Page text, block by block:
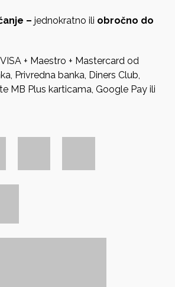
–jednokratno ili obročno do
+ Maestro + Mastercard od
Privredna banka, Diners Club,
MB Plus karticama, Google Pay ili